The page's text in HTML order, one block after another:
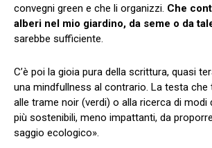
convegni green e che li organizzi. Che
alberi nel mio giardino, da seme o da
sarebbe sufficiente.
C’è poi la gioia pura della scrittura, quasi
una mindfullness al contrario. La testa
alle trame noir (verdi) o alla ricerca di modi
più sostenibili, meno impattanti, da
saggio ecologico».